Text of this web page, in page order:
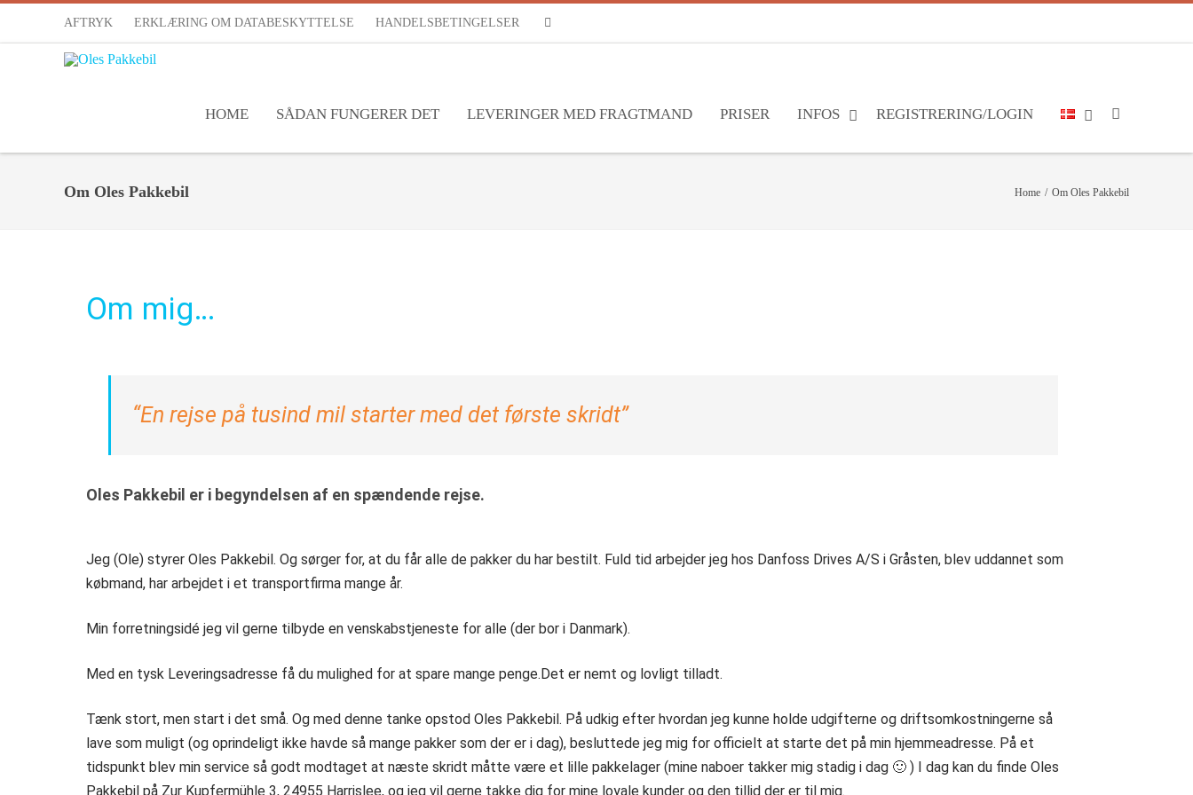
AFTRYK ERKLÆRING OM DATABESKYTTELSE HANDELSBETINGELSER
HOME SÅDAN FUNGERER DET LEVERINGER MED FRAGTMAND PRISER INFOS REGISTRERING/LOGIN
Om Oles Pakkebil Home / Om Oles Pakkebil
Om mig…
“En rejse på tusind mil starter med det første skridt”
Oles Pakkebil er i begyndelsen af en spændende rejse.
Jeg (Ole) styrer Oles Pakkebil. Og sørger for, at du får alle de pakker du har bestilt. Fuld tid arbejder jeg hos Danfoss Drives A/S i Gråsten, blev uddannet som
købmand, har arbejdet i et transportfirma mange år.
Min forretningsidé jeg vil gerne tilbyde en venskabstjeneste for alle (der bor i Danmark).
Med en tysk Leveringsadresse få du mulighed for at spare mange penge.Det er nemt og lovligt tilladt.
Tænk stort, men start i det små. Og med denne tanke opstod Oles Pakkebil. På udkig efter hvordan jeg kunne holde udgifterne og driftsomkostningerne så
lave som muligt (og oprindeligt ikke havde så mange pakker som der er i dag), besluttede jeg mig for officielt at starte det på min hjemmeadresse. På et
tidspunkt blev min service så godt modtaget at næste skridt måtte være et lille pakkelager (mine naboer takker mig stadig i dag 🙂 ) I dag kan du finde Oles
Pakkebil på Zur Kupfermühle 3, 24955 Harrislee, og jeg vil gerne takke dig for mine loyale kunder og den tillid der er til mig.